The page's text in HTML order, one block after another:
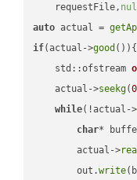
    requestFile,
auto actual =
if(actual->good ()){
std::ofstream
    actual->
seekg(0
while(!actual->
char*
        actual->
        out.
write